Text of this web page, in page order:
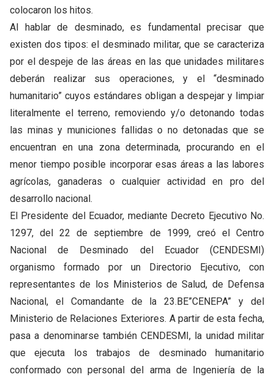
colocaron los hitos.
Al hablar de desminado, es fundamental precisar que
existen dos tipos: el desminado militar, que se caracteriza
por el despeje de las áreas en las que unidades militares
deberán realizar sus operaciones, y el “desminado
humanitario” cuyos estándares obligan a despejar y limpiar
literalmente el terreno, removiendo y/o detonando todas
las minas y municiones fallidas o no detonadas que se
encuentran en una zona determinada, procurando en el
menor tiempo posible incorporar esas áreas a las labores
agrícolas, ganaderas o cualquier actividad en pro del
desarrollo nacional.
El Presidente del Ecuador, mediante Decreto Ejecutivo No.
1297, del 22 de septiembre de 1999, creó el Centro
Nacional de Desminado del Ecuador (CENDESMI)
organismo formado por un Directorio Ejecutivo, con
representantes de los Ministerios de Salud, de Defensa
Nacional, el Comandante de la 23.BE”CENEPA” y del
Ministerio de Relaciones Exteriores. A partir de esta fecha,
pasa a denominarse también CENDESMI, la unidad militar
que ejecuta los trabajos de desminado humanitario
conformado con personal del arma de Ingeniería de la